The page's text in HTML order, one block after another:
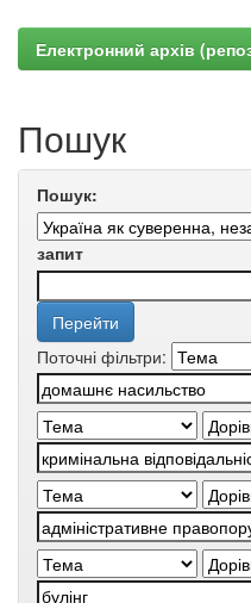
Електронний архів
Пошук
Пошук:
запит
Поточні фільтри: